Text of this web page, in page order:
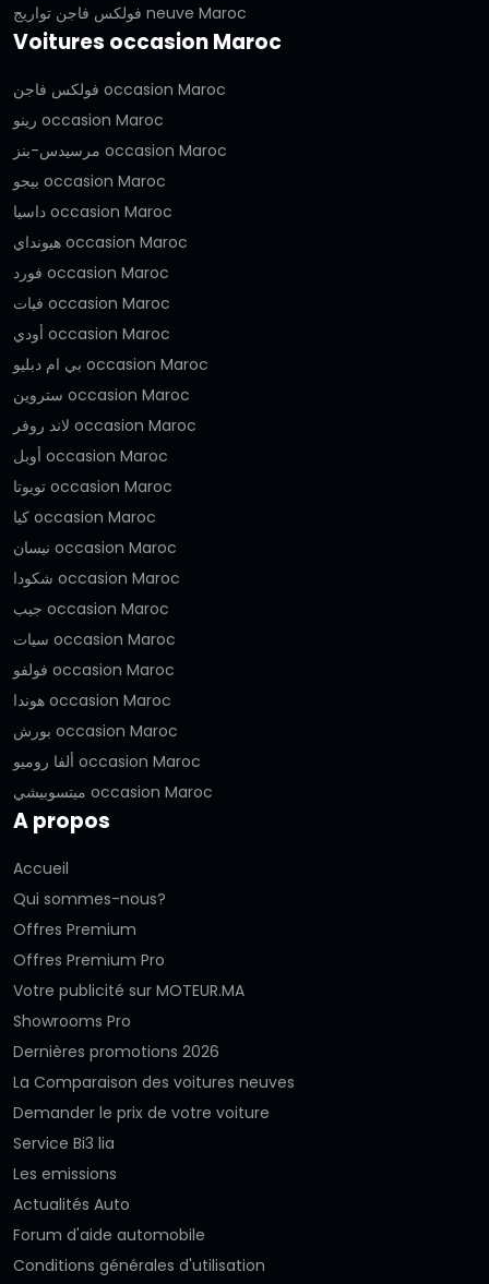
فولكس فاجن تواريج neuve Maroc
Voitures occasion Maroc
فولكس فاجن occasion Maroc
رينو occasion Maroc
مرسيدس-بنز occasion Maroc
بيجو occasion Maroc
داسيا occasion Maroc
هيونداي occasion Maroc
فورد occasion Maroc
فيات occasion Maroc
أودي occasion Maroc
بي ام دبليو occasion Maroc
ستروين occasion Maroc
لاند روفر occasion Maroc
أوبل occasion Maroc
تويوتا occasion Maroc
كيا occasion Maroc
نيسان occasion Maroc
شكودا occasion Maroc
جيب occasion Maroc
سيات occasion Maroc
فولفو occasion Maroc
هوندا occasion Maroc
بورش occasion Maroc
ألفا روميو occasion Maroc
ميتسوبيشي occasion Maroc
A propos
Accueil
Qui sommes-nous?
Offres Premium
Offres Premium Pro
Votre publicité sur MOTEUR.MA
Showrooms Pro
Dernières promotions 2026
La Comparaison des voitures neuves
Demander le prix de votre voiture
Service Bi3 lia
Les emissions
Actualités Auto
Forum d'aide automobile
Conditions générales d'utilisation